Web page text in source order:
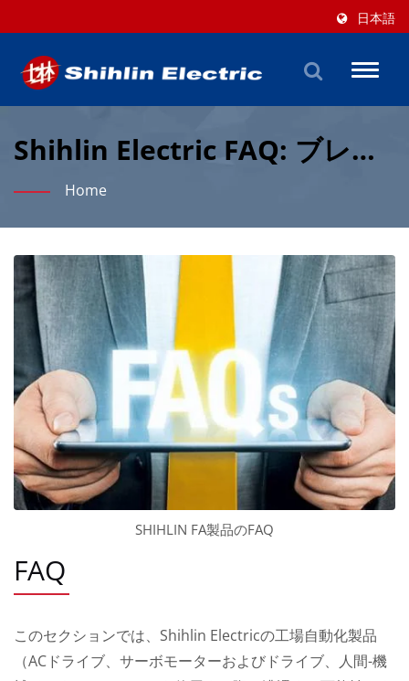
日本語
Toggle
Shihlin Electric FAQ: ブレー
カー、接触器および自動化
Home
SHIHLIN FA製品のFAQ
FAQ
このセクションでは、Shihlin Electricの工場自動化製品
（ACドライブ、サーボモーターおよびドライブ、人間-機